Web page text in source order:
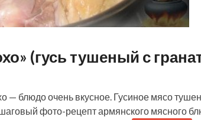
(гусь тушеный с
— блюдо очень вкусное. Гусиное мясо
фото-рецепт армянского мясного